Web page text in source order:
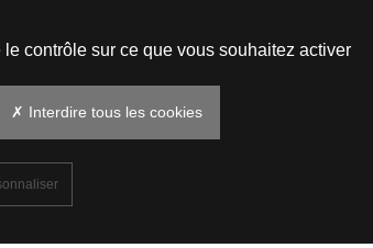
contrôle sur ce que vous souhaitez activer
✗ Interdire tous les cookies